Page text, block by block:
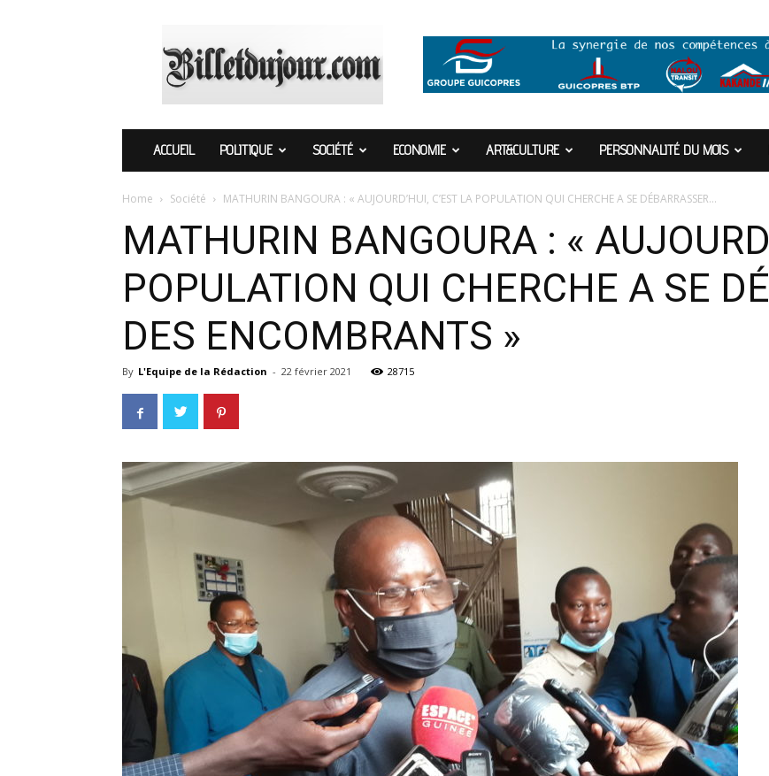
ACCUEIL POLITIQUE SOCIÉTÉ ECONOMIE ART&CULTURE PERSONNALITÉ DU MOIS
Home Société MATHURIN BANGOURA : « AUJOURD’HUI, C’EST LA POPULATION QUI CHERCHE A SE DÉBARRASSER...
MATHURIN BANGOURA : «
POPULATION QUI CHERCHE A SE
DES ENCOMBRANTS »
By L'Equipe de la Rédaction - 22 février 2021 28715